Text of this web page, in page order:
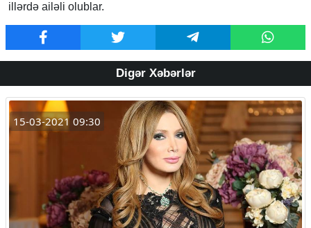
illərdə ailəli olublar.
Digər Xəbərlər
15-03-2021 09:30